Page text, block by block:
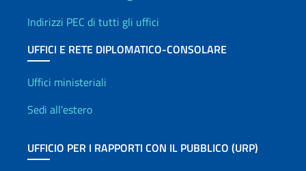
Indirizzi PEC di tutti gli uffici
UFFICI E RETE DIPLOMATICO-CONSOLARE
Uffici e Rete diplomatica
Uffici ministeriali
Sedi all'estero
UFFICIO PER I RAPPORTI CON IL PUBBLICO (URP)